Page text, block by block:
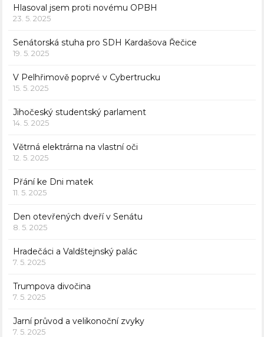
Hlasoval jsem proti novému OPBH
23. 5. 2025
Senátorská stuha pro SDH Kardašova Řečice
19. 5. 2025
V Pelhřimově poprvé v Cybertrucku
15. 5. 2025
Jihočeský studentský parlament
14. 5. 2025
Větrná elektrárna na vlastní oči
12. 5. 2025
Přání ke Dni matek
11. 5. 2025
Den otevřených dveří v Senátu
8. 5. 2025
Hradečáci a Valdštejnský palác
7. 5. 2025
Trumpova divočina
7. 5. 2025
Jarní průvod a velikonoční zvyky
7. 5. 2025